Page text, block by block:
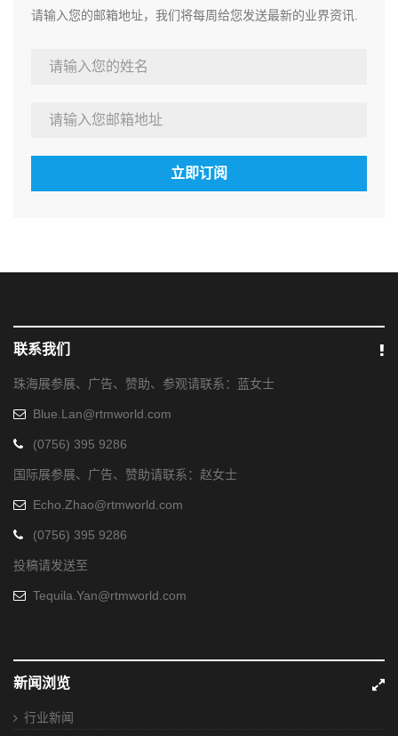
请输入您的邮箱地址，我们将每周给您发送最新的业界资讯.
立即订阅
联系我们
珠海展参展、广告、赞助、参观请联系：蓝女士
Blue.Lan@rtmworld.com
(0756) 395 9286
国际展参展、广告、赞助请联系：赵女士
Echo.Zhao@rtmworld.com
(0756) 395 9286
投稿请发送至
Tequila.Yan@rtmworld.com
新闻浏览
行业新闻